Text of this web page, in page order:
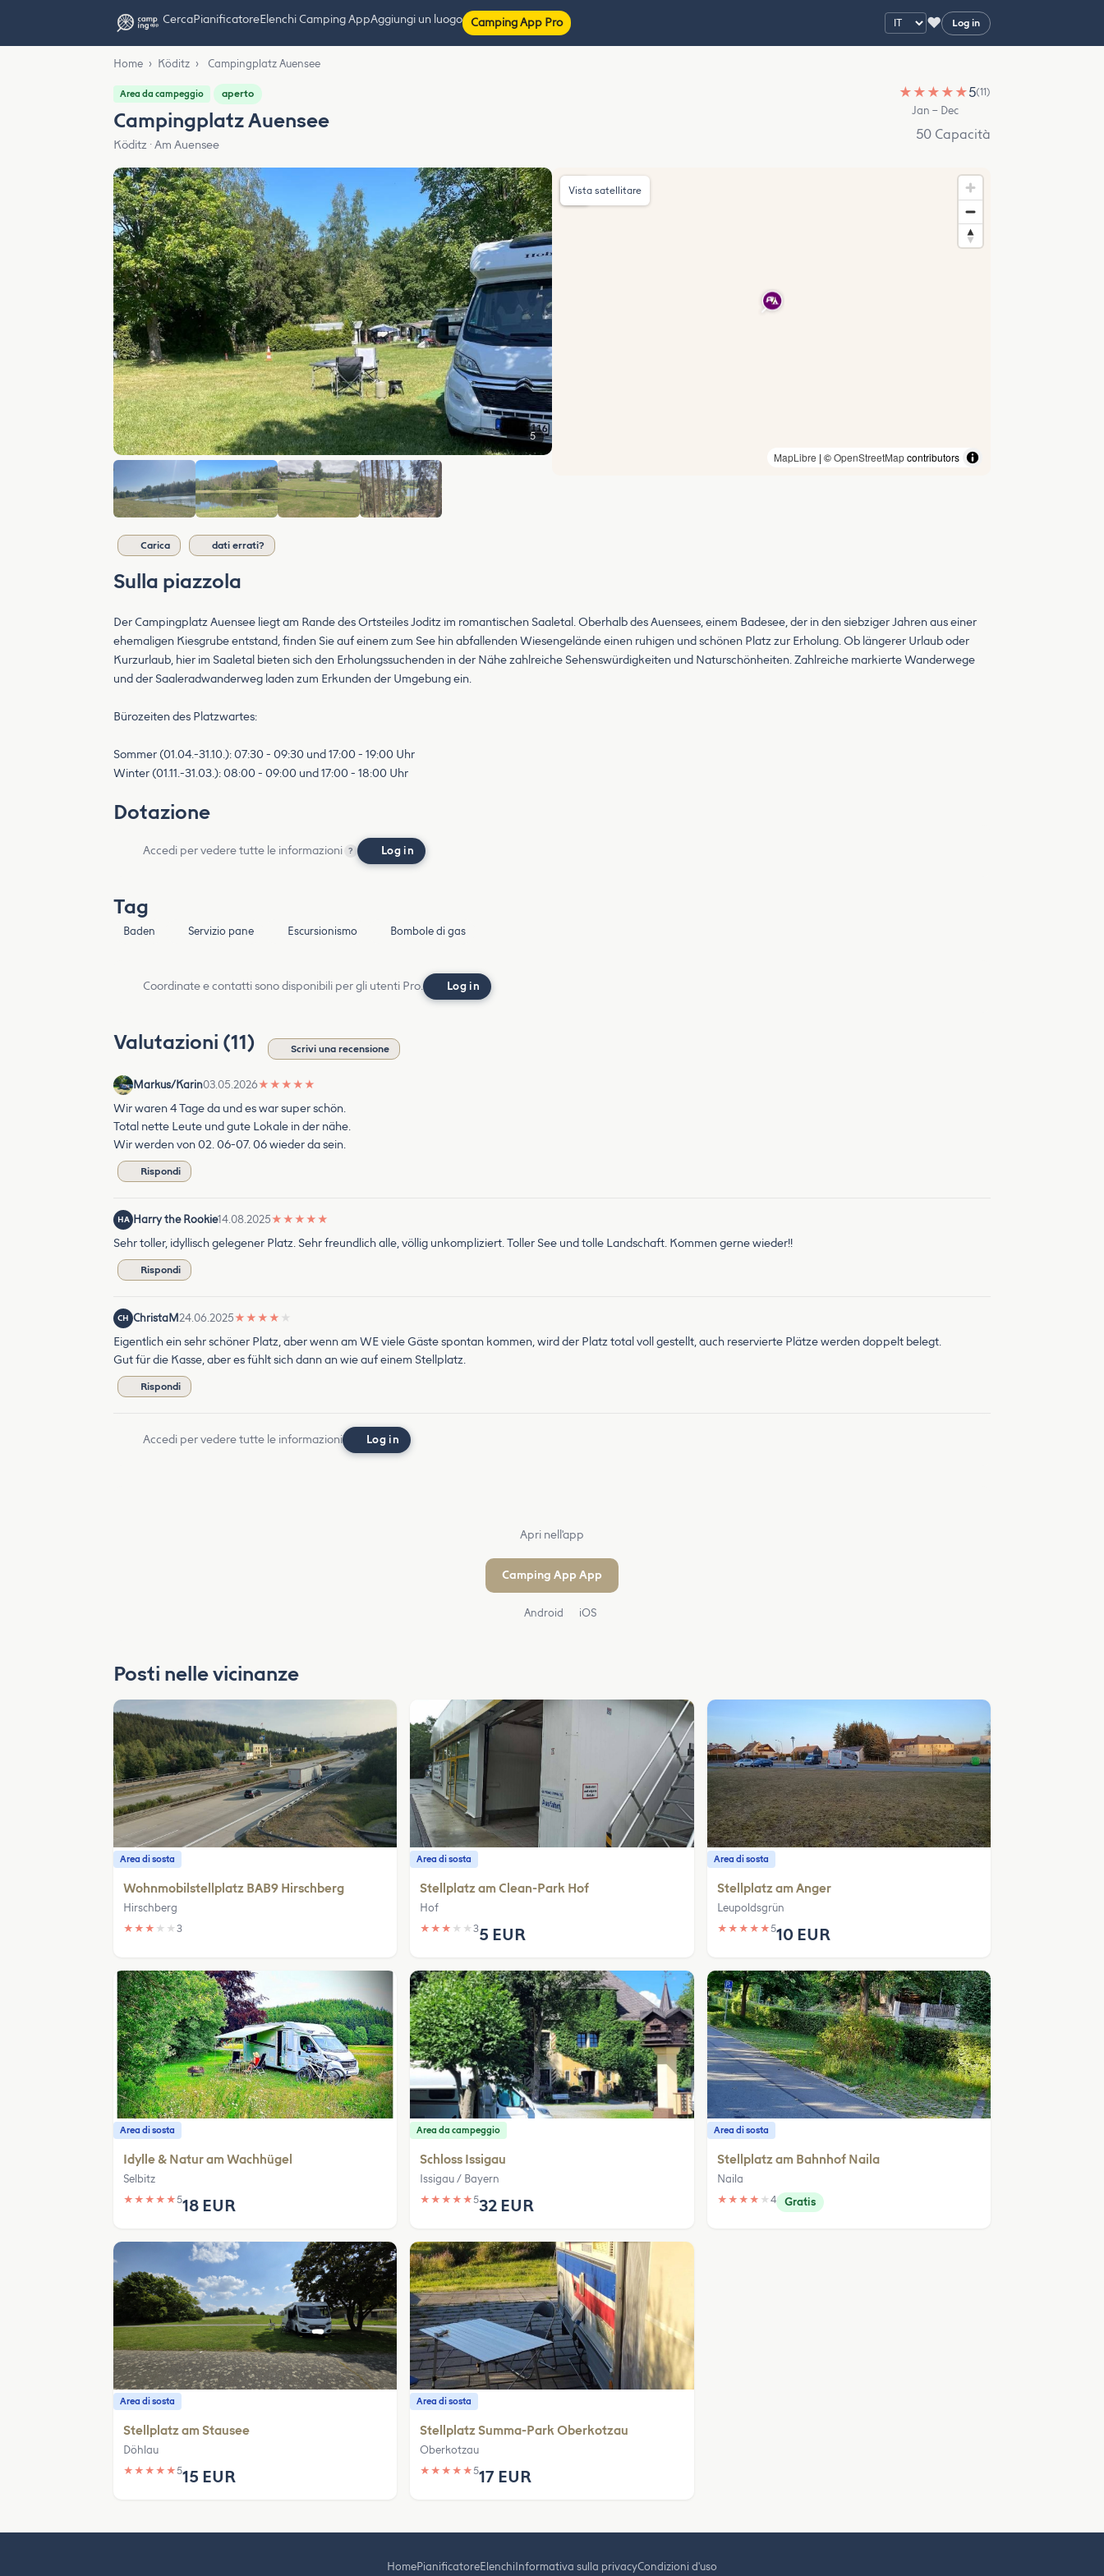
CercaPianificatoreElenchi Camping AppAggiungi un luogo Camping App Pro ♥ Log in
Home › Köditz › Campingplatz Auensee
Area da campeggio aperto
Campingplatz Auensee
Köditz · Am Auensee
★ ★ ★ ★ ★5(11)
Jan – Dec
50 Capacità
5
MapLibre | ©OpenStreetMapcontributors
Vista satellitare
Carica dati errati?
Sulla piazzola
Der Campingplatz Auensee liegt am Rande des Ortsteiles Joditz im romantischen Saaletal. Oberhalb des Auensees, einem Badesee, der in den siebziger Jahren aus einer
ehemaligen Kiesgrube entstand, finden Sie auf einem zum See hin abfallenden Wiesengelände einen ruhigen und schönen Platz zur Erholung. Ob längerer Urlaub oder
Kurzurlaub, hier im Saaletal bieten sich den Erholungssuchenden in der Nähe zahlreiche Sehenswürdigkeiten und Naturschönheiten. Zahlreiche markierte Wanderwege
und der Saaleradwanderweg laden zum Erkunden der Umgebung ein.
Bürozeiten des Platzwartes:
Sommer (01.04.-31.10.): 07:30 - 09:30 und 17:00 - 19:00 Uhr
Winter (01.11.-31.03.): 08:00 - 09:00 und 17:00 - 18:00 Uhr
Dotazione
Accedi per vedere tutte le informazioni ? Log in
Tag
Baden Servizio pane Escursionismo Bombole di gas
Coordinate e contatti sono disponibili per gli utenti Pro. Log in
Valutazioni (11) Scrivi una recensione
Markus/Karin03.05.2026★ ★ ★ ★ ★
Wir waren 4 Tage da und es war super schön.
Total nette Leute und gute Lokale in der nähe.
Wir werden von 02. 06-07. 06 wieder da sein.
Rispondi
HA Harry the Rookie14.08.2025★ ★ ★ ★ ★
Sehr toller, idyllisch gelegener Platz. Sehr freundlich alle, völlig unkompliziert. Toller See und tolle Landschaft. Kommen gerne wieder!!
Rispondi
CH ChristaM24.06.2025★ ★ ★ ★ ★
Eigentlich ein sehr schöner Platz, aber wenn am WE viele Gäste spontan kommen, wird der Platz total voll gestellt, auch reservierte Plätze werden doppelt belegt.
Gut für die Kasse, aber es fühlt sich dann an wie auf einem Stellplatz.
Rispondi
Accedi per vedere tutte le informazioni Log in
Apri nell'app
Camping App App
Android iOS
Posti nelle vicinanze
Area di sosta
Wohnmobilstellplatz BAB9 Hirschberg
Hirschberg
★ ★ ★ ★ ★ 3
Area di sosta
Stellplatz am Clean-Park Hof
Hof
★ ★ ★ ★ ★35 EUR
Area di sosta
Stellplatz am Anger
Leupoldsgrün
★ ★ ★ ★ ★510 EUR
Area di sosta
Idylle & Natur am Wachhügel
Selbitz
★ ★ ★ ★ ★518 EUR
Area da campeggio
Schloss Issigau
Issigau / Bayern
★ ★ ★ ★ ★532 EUR
Area di sosta
Stellplatz am Bahnhof Naila
Naila
★ ★ ★ ★ ★ 4 Gratis
Area di sosta
Stellplatz am Stausee
Döhlau
★ ★ ★ ★ ★515 EUR
Area di sosta
Stellplatz Summa-Park Oberkotzau
Oberkotzau
★ ★ ★ ★ ★517 EUR
HomePianificatoreElenchi Informativa sulla privacyCondizioni d'uso